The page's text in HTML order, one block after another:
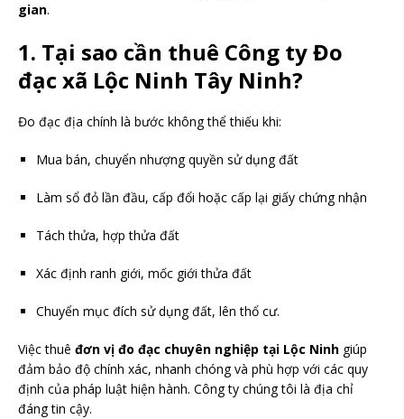
gian.
1. Tại sao cần thuê Công ty Đo
đạc xã Lộc Ninh Tây Ninh?
Đo đạc địa chính là bước không thể thiếu khi:
Mua bán, chuyển nhượng quyền sử dụng đất
Làm sổ đỏ lần đầu, cấp đổi hoặc cấp lại giấy chứng nhận
Tách thửa, hợp thửa đất
Xác định ranh giới, mốc giới thửa đất
Chuyển mục đích sử dụng đất, lên thổ cư.
Việc thuê đơn vị đo đạc chuyên nghiệp tại Lộc Ninh giúp
đảm bảo độ chính xác, nhanh chóng và phù hợp với các quy
định của pháp luật hiện hành. Công ty chúng tôi là địa chỉ
đáng tin cậy.